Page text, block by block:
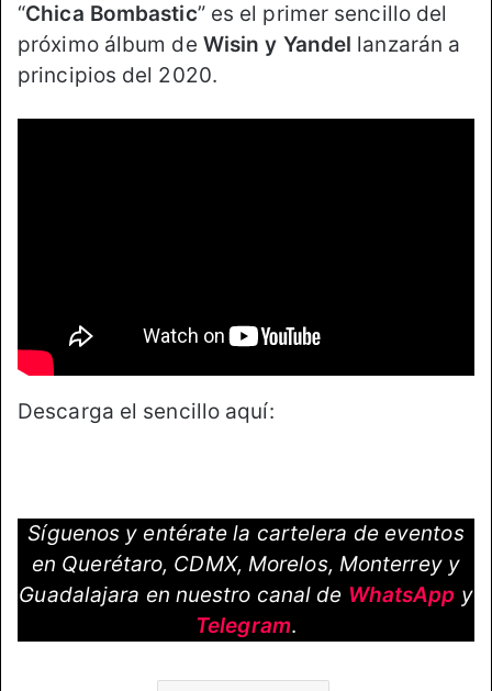
“Chica Bombastic” es el primer sencillo del
próximo álbum de Wisin y Yandel lanzarán a
principios del 2020.
Descarga el sencillo aquí:
Síguenos y entérate la cartelera de eventos
en Querétaro, CDMX, Morelos, Monterrey y
Guadalajara en nuestro canal de WhatsApp y
Telegram.